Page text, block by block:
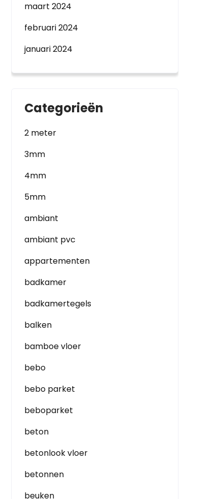
maart 2024
februari 2024
januari 2024
Categorieën
2 meter
3mm
4mm
5mm
ambiant
ambiant pvc
appartementen
badkamer
badkamertegels
balken
bamboe vloer
bebo
bebo parket
beboparket
beton
betonlook vloer
betonnen
beuken